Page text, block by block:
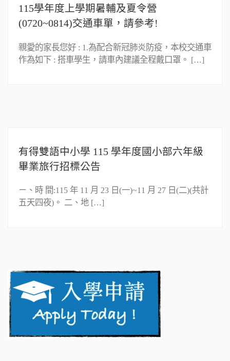
115學年度上學期暑輔及夏令營
(0720~0814)交通車單，請參考!
親愛的家長您好 : 1.為配合新冠肺炎防疫，本校交通車
作為如下 : 搭車學生，請車內建議全程戴口罩。 […]
有得雙語中小學 115 學年度國小部六年級
畢業旅行招標公告
ㄧ、時 間:115 年 11 月 23 日(一)~11 月 27 日(二)(共計
五天四夜)。 二、地 […]